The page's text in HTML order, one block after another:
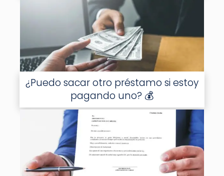
¿Puedo sacar otro préstamo si estoy
pagando uno? 💰